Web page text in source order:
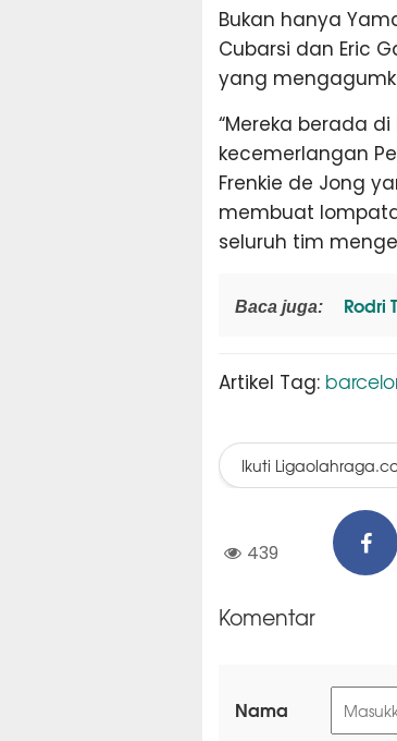
Bukan hanya
Cubarsi dan Eric
yang
“Mereka berada
kecemerlangan
Frenkie de Jong
membuat
seluruh tim
Baca juga: Rodri
Artikel Tag:
Ikuti
439
Komentar
Nama